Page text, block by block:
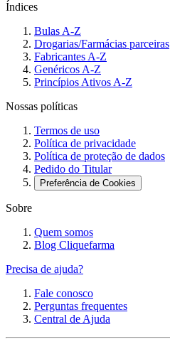
Índices
Bulas A-Z
Drogarias/Farmácias parceiras
Fabricantes A-Z
Genéricos A-Z
Princípios Ativos A-Z
Nossas políticas
Termos de uso
Política de privacidade
Política de proteção de dados
Pedido do Titular
Preferência de Cookies
Sobre
Quem somos
Blog Cliquefarma
Precisa de ajuda?
Fale conosco
Perguntas frequentes
Central de Ajuda